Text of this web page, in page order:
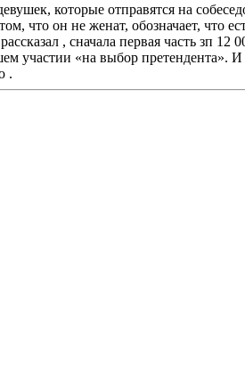
которые отправятся на
что он не женат, обозначает,
, сначала первая часть зп
участии «на выбор претендента».
.